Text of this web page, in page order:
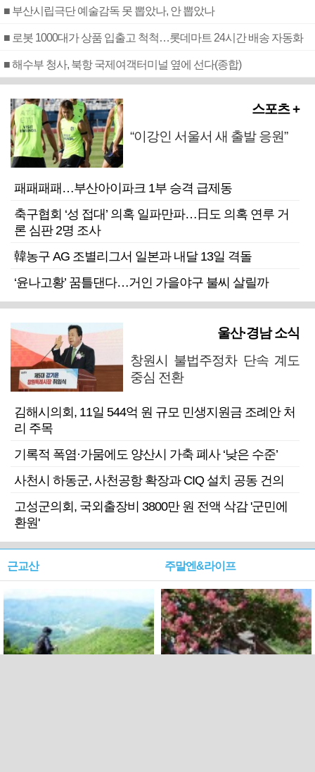
■ 부산시립극단 예술감독 못 뽑았나, 안 뽑았나
■ 로봇 1000대가 상품 입출고 척척…롯데마트 24시간 배송 자동화
■ 해수부 청사, 북항 국제여객터미널 옆에 선다(종합)
스포츠 +
“이강인 서울서 새 출발 응원”
패패패패…부산아이파크 1부 승격 급제동
축구협회 ‘성 접대’ 의혹 일파만파…日도 의혹 연루 거
론 심판 2명 조사
韓농구 AG 조별리그서 일본과 내달 13일 격돌
‘윤나고황’ 꿈틀댄다…거인 가을야구 불씨 살릴까
울산·경남 소식
창원시 불법주정차 단속 계도
중심 전환
김해시의회, 11일 544억 원 규모 민생지원금 조례안 처
리 주목
기록적 폭염·가뭄에도 양산시 가축 폐사 ‘낮은 수준’
사천시 하동군, 사천공항 확장과 CIQ 설치 공동 건의
고성군의회, 국외출장비 3800만 원 전액 삭감 '군민에
환원'
근교산 주말엔&라이프